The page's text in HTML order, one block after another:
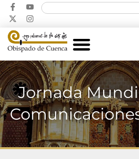
Jornada